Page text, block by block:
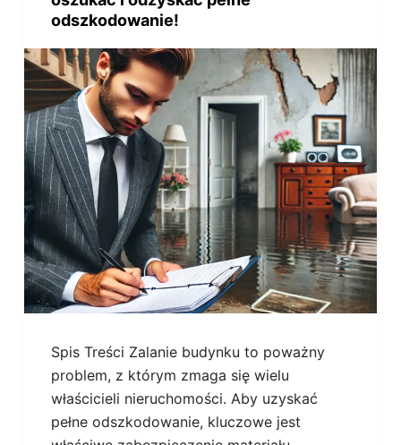
odszkodowanie!
Spis Treści Zalanie budynku to poważny
problem, z którym zmaga się wielu
właścicieli nieruchomości. Aby uzyskać
pełne odszkodowanie, kluczowe jest